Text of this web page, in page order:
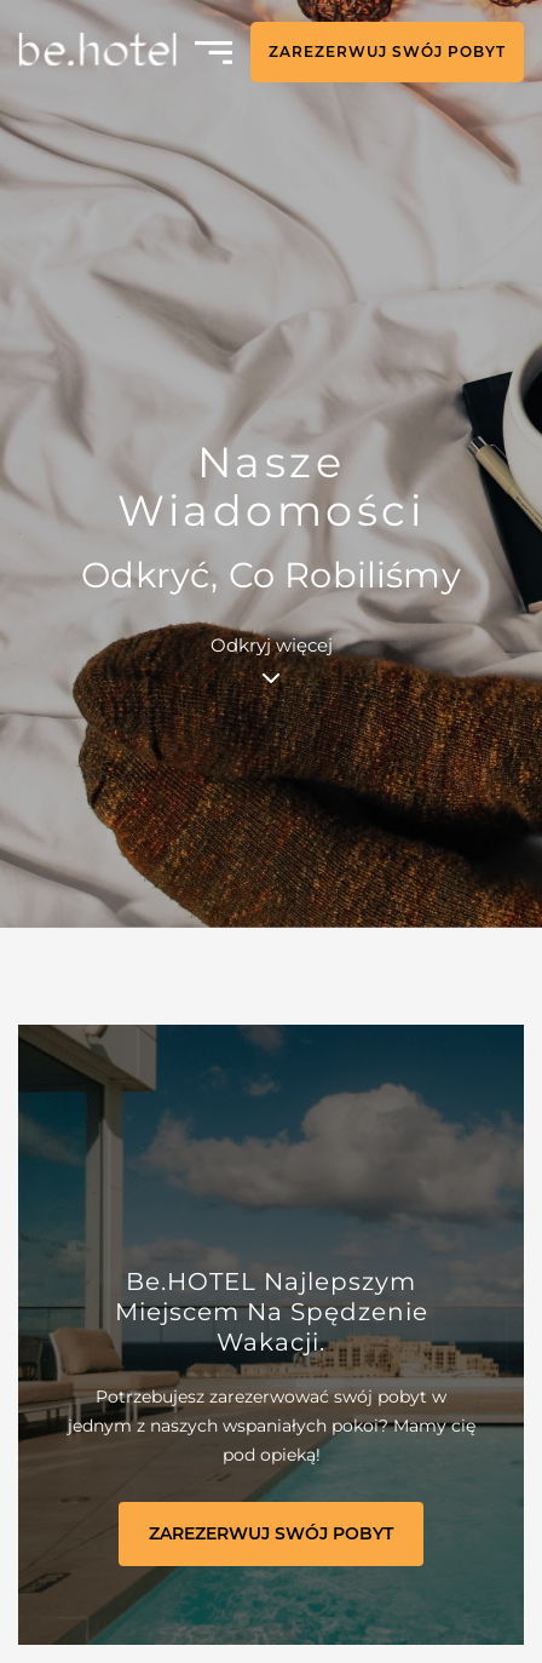
ZAREZERWUJ SWÓJ POBYT
Nasze
Wiadomości
Odkryć, Co Robiliśmy
Odkryj więcej
Be.HOTEL Najlepszym
Miejscem Na Spędzenie
Wakacji.
Potrzebujesz zarezerwować swój pobyt w
jednym z naszych wspaniałych pokoi? Mamy cię
pod opieką!
ZAREZERWUJ SWÓJ POBYT